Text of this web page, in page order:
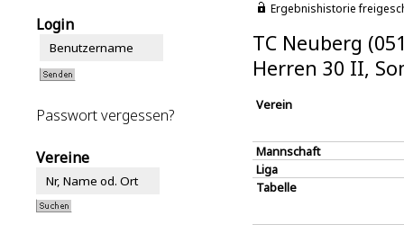
Login
Passwort vergessen?
Vereine
Ergebnishistorie
TC Neuberg
Herren 30 II,
Verein
Mannschaft
Liga
Tabelle